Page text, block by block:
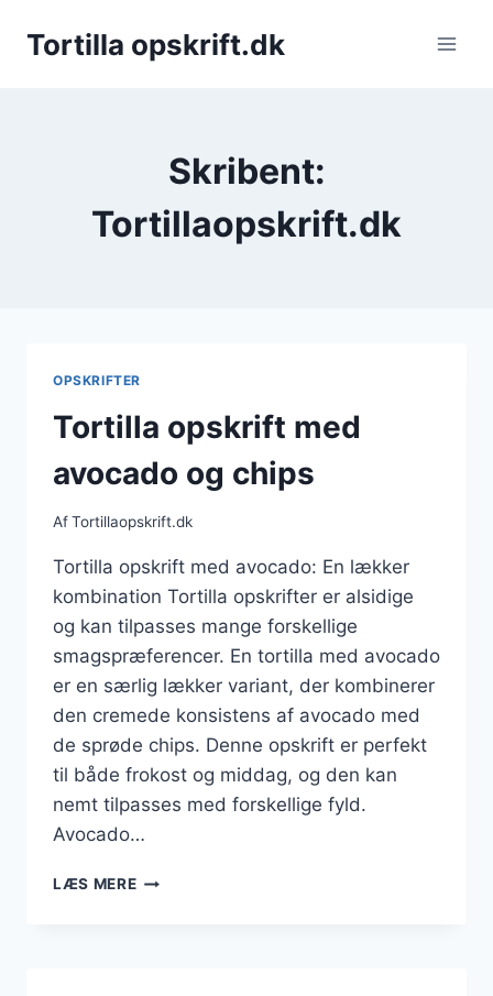
Tortilla opskrift.dk
Skribent:
Tortillaopskrift.dk
OPSKRIFTER
Tortilla opskrift med
avocado og chips
AfTortillaopskrift.dk
Tortilla opskrift med avocado: En lækker
kombination Tortilla opskrifter er alsidige
og kan tilpasses mange forskellige
smagspræferencer. En tortilla med avocado
er en særlig lækker variant, der kombinerer
den cremede konsistens af avocado med
de sprøde chips. Denne opskrift er perfekt
til både frokost og middag, og den kan
nemt tilpasses med forskellige fyld.
Avocado…
LÆS MERETORTILLA